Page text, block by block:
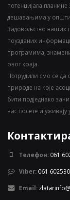
потенцијала
дешавањима у
Задовољство наших
поузданих
програмима,
овог краја.
Потрудили смо се да
природе на које
бити подједнако
нас посете и
Телефон: 061
Viber: 061
Email: